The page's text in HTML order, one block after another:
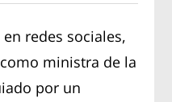
redes sociales,
ministra de la
por un